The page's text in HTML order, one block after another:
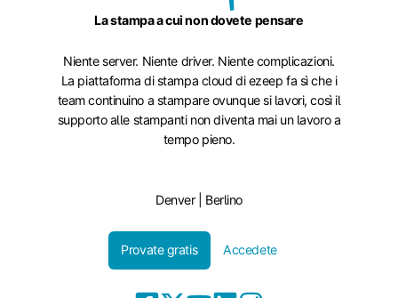
La stampa a cui non dovete pensare
Niente server. Niente driver. Niente complicazioni.
La piattaforma di stampa cloud di ezeep fa sì che i
team continuino a stampare ovunque si lavori, così il
supporto alle stampanti non diventa mai un lavoro a
tempo pieno.
Denver | Berlino
Provate gratis Accedete